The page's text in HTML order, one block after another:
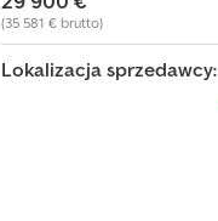
(35 581 € brutto)
Lokalizacja sprzedawcy: